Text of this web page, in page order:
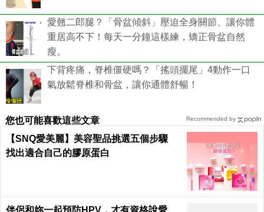
愛翹二郎腿？「骨盆傾斜」壓迫全身關節、讓你體
重居高不下！每天一分鐘這樣練，矯正骨盆自然
瘦。
下背疼痛，脊椎僵硬嗎？「搖頭擺尾」4動作一口
氣放鬆脊椎和骨盆，讓你通體舒暢！
您也可能喜歡這些文章
【SNQ愛美麗】美容聖品挑選五個步驟
找出適合自己的膠原蛋白
伴侶和妳一起預防HPV，才有資格說愛
Recommended by